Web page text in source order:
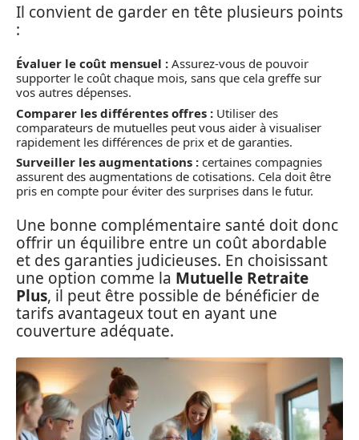
Il convient de garder en tête plusieurs points
:
Évaluer le coût mensuel : Assurez-vous de pouvoir
supporter le coût chaque mois, sans que cela greffe sur
vos autres dépenses.
Comparer les différentes offres : Utiliser des
comparateurs de mutuelles peut vous aider à visualiser
rapidement les différences de prix et de garanties.
Surveiller les augmentations : certaines compagnies
assurent des augmentations de cotisations. Cela doit être
pris en compte pour éviter des surprises dans le futur.
Une bonne complémentaire santé doit donc
offrir un équilibre entre un coût abordable
et des garanties judicieuses. En choisissant
une option comme la Mutuelle Retraite
Plus, il peut être possible de bénéficier de
tarifs avantageux tout en ayant une
couverture adéquate.